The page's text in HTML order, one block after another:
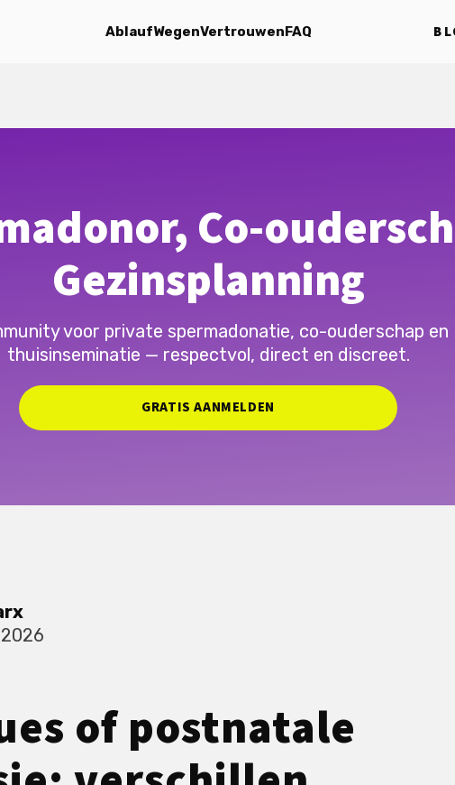
AblaufWegenVertrouwenFAQ
Co-
Gezinsplanning
voor private spermadonatie, co-ouderschap en
thuisinseminatie — respectvol, direct en discreet.
GRATIS AANMELDEN
of postnatale